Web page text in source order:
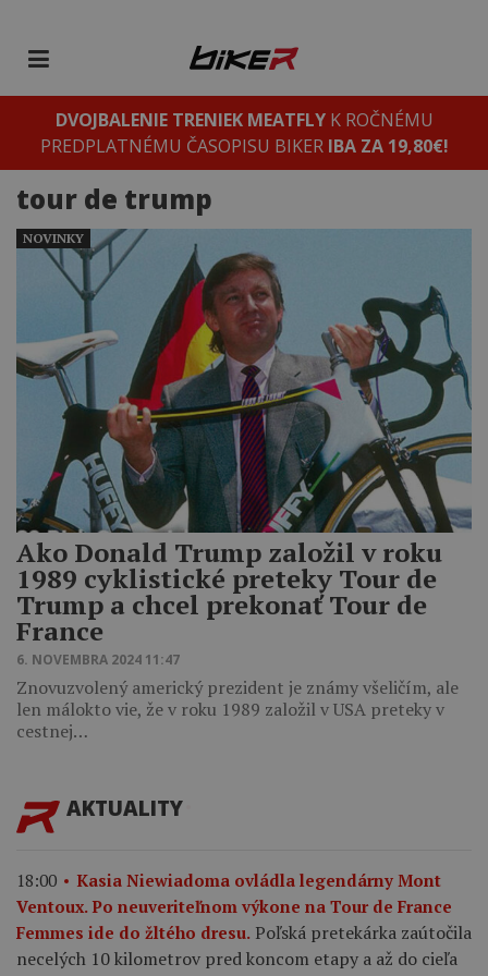
DVOJBALENIE TRENIEK MEATFLYK ROČNÉMU
PREDPLATNÉMU ČASOPISU BIKER IBA ZA 19,80€!
tour de trump
Ako Donald Trump založil v roku
1989 cyklistické preteky Tour de
Trump a chcel prekonať Tour de
France
6. NOVEMBRA 2024 11:47
Znovuzvolený americký prezident je známy všeličím, ale
len málokto vie, že v roku 1989 založil v USA preteky v
cestnej…
NOVINKY
AKTUALITY
18:00
Kasia Niewiadoma ovládla legendárny Mont
Ventoux. Po neuveriteľnom výkone na Tour de France
Femmes ide do žltého dresu. Poľská pretekárka zaútočila
necelých 10 kilometrov pred koncom etapy a až do cieľa